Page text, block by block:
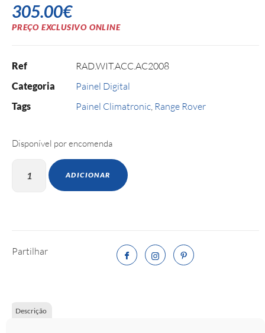
305.00€
PREÇO EXCLUSIVO ONLINE
Ref RAD.WIT.ACC.AC2008
Categoria Painel Digital
Tags Painel Climatronic, Range Rover
Disponível por encomenda
ADICIONAR
Partilhar
Descrição